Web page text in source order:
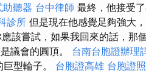
助聽器 台中律師 最終，他接受
診所 但是現在他感覺足夠強大
該嘗試，如果我回來的話，那
議會的圓頂。 台南台胞證辦理
型輪子。 台胞證高雄 台胞證